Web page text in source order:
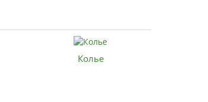
Колье